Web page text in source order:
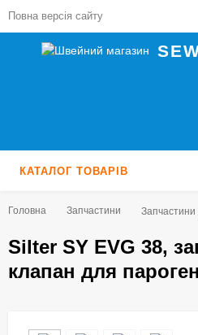
Повна версія сайту
КАТАЛОГ ТОВАРІВ
Головна Запчастини Запчастини
Silter SY EVG 38,
клапан для